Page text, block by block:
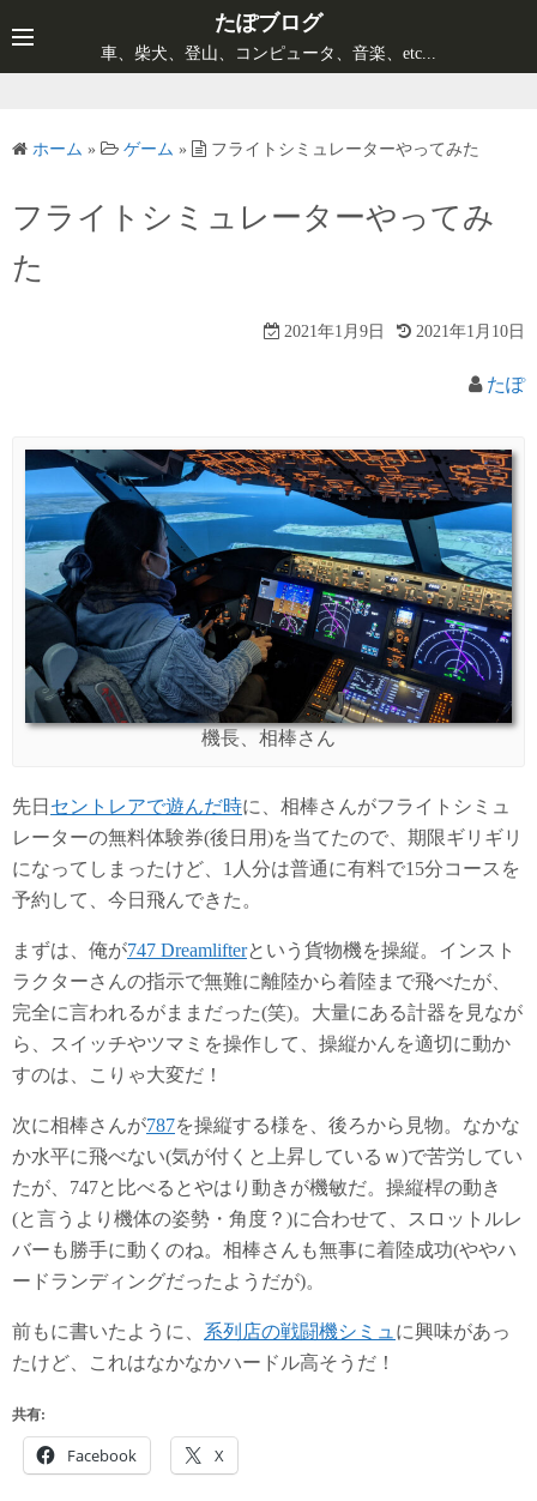
ン
テ
ッ
たぽブログ
車、柴犬、登山、コンピュータ、音楽、etc...
ホーム » ゲーム » フライトシミュレーターやってみた
フライトシミュレーターやってみ
た
2021年1月9日 2021年1月10日
たぽ
機長、相棒さん
先日 セントレアで遊んだ時に、相棒さんがフライトシミュ
レーターの無料体験券(後日用)を当てたので、期限ギリギリ
になってしまったけど、1人分は普通に有料で15分コースを
予約して、今日飛んできた。
まずは、俺が747 Dreamlifterという貨物機を操縦。インスト
ラクターさんの指示で無難に離陸から着陸まで飛べたが、
完全に言われるがままだった(笑)。大量にある計器を見なが
ら、スイッチやツマミを操作して、操縦かんを適切に動か
すのは、こりゃ大変だ！
次に相棒さんが787を操縦する様を、後ろから見物。なかな
か水平に飛べない(気が付くと上昇しているｗ)で苦労してい
たが、747と比べるとやはり動きが機敏だ。操縦桿の動き
(と言うより機体の姿勢・角度？)に合わせて、スロットルレ
バーも勝手に動くのね。相棒さんも無事に着陸成功(ややハ
ードランディングだったようだが)。
前もに書いたように、 系列店の戦闘機シミュ に興味があっ
たけど、これはなかなかハードル高そうだ！
共有:
Facebook X